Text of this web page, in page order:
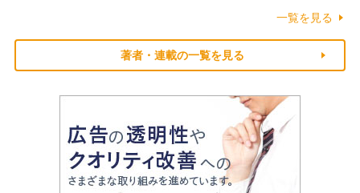
一覧を見る
著者・連載の一覧を見る